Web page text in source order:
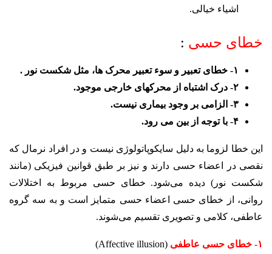
اشیاء خیالی.
خطای حسی :
۱- خطای تعبیر و سوء تعبیر محرک ها، مثل شکست نور .
۲- درک اشتباه از محرکهای خارجی موجود.
۳- الزامی بر وجود بیماری نیست.
۴- با توجه از بین می رود.
این خطا لزوما به دلیل سایکوپاتولوژی نیست و در افراد نرمال که
نقصی در اعضاء حسی دارند و نیز بر طبق قوانین فیزیکی (مانند
شکست نور) دیده می‌شود. خطای حسی مربوط به اختلالات
روانی، از خطای حسی اعضاء حسی متمایز است و به سه گروه
عاطفی، کلامی و تصویری تقسیم می‌شوند.
۱- خطای حسی عاطفی (Affective illusion)